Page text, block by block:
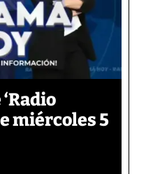
miércoles 5